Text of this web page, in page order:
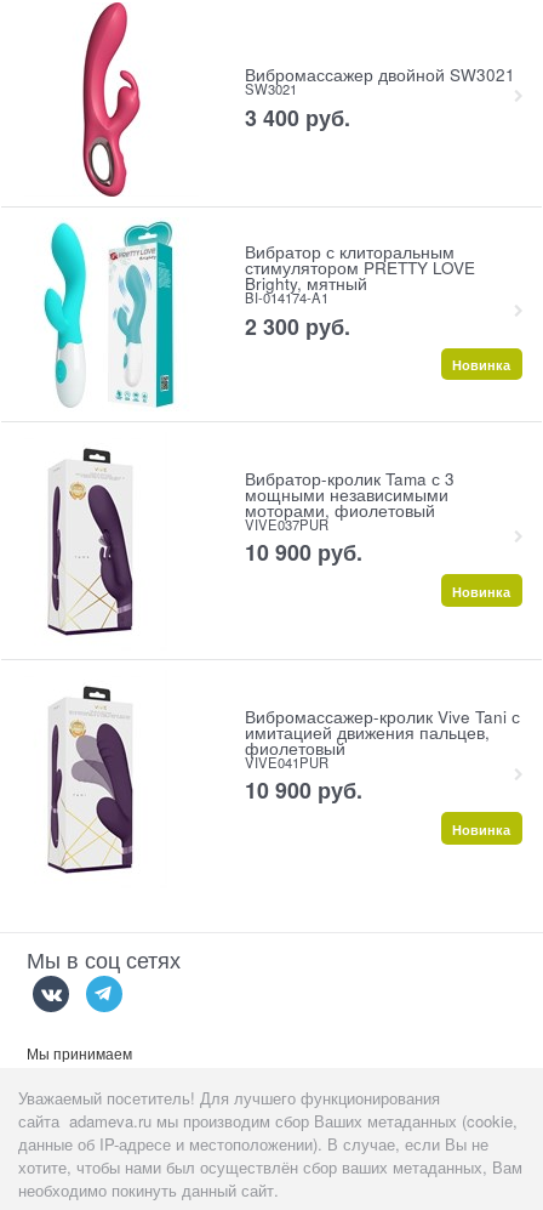
Вибромассажер двойной SW3021
SW3021
3 400 руб.
Вибратор с клиторальным
стимулятором PRETTY LOVE
Brighty, мятный
BI-014174-A1
2 300 руб.
Новинка
Вибратор-кролик Tama с 3
мощными независимыми
моторами, фиолетовый
VIVE037PUR
10 900 руб.
Новинка
Вибромассажер-кролик Vive Tani с
имитацией движения пальцев,
фиолетовый
VIVE041PUR
10 900 руб.
Новинка
Мы в соц сетях
Мы принимаем
Данный сайт предназначентолько для пользователей старше 18
лет!
Уважаемый посетитель! Для лучшего функционирования
сайта adameva.ru мы производим сбор Ваших метаданных (cookie,
данные об IP-адресе и местоположении). В случае, если Вы не
хотите, чтобы нами был осуществлён сбор ваших метаданных, Вам
необходимо покинуть данный сайт.